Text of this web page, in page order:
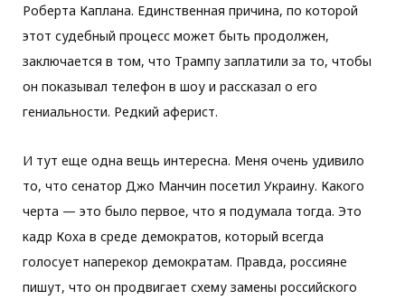
Роберта Каплана. Единственная причина, по которой
этот судебный процесс может быть продолжен,
заключается в том, что Трампу заплатили за то, чтобы
он показывал телефон в шоу и рассказал о его
гениальности. Редкий аферист.
И тут еще одна вещь интересна. Меня очень удивило
то, что сенатор Джо Манчин посетил Украину. Какого
черта — это было первое, что я подумала тогда. Это
кадр Коха в среде демократов, который всегда
голосует наперекор демократам. Правда, россияне
пишут, что он продвигает схему замены российского